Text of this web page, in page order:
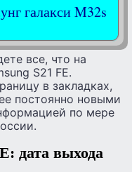
галакси M32s
все, что на
S21 FE.
в закладках,
постоянно новыми
по мере
дата выхода